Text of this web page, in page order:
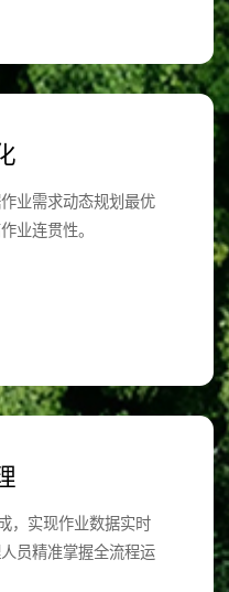
业需求动态规划最优
业连贯性。​
，实现作业数据实时
员精准掌握全流程运